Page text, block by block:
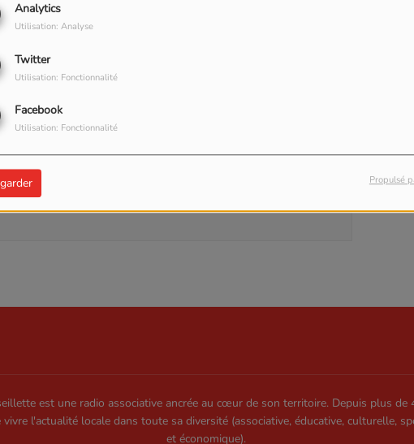
Analytics
Utilisation: Analyse
Twitter
Utilisation: Fonctionnalité
Facebook
Utilisation: Fonctionnalité
Propulsé
pour commenter cet article
SE CONNECTER
est une radio associative ancrée au cœur de son territoire. Depuis plus de
vivre l'actualité locale dans toute sa diversité (associative, éducative, culturelle,
et économique).